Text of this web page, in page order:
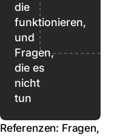
die
funktionieren,
und
Fragen,
die es
nicht
tun
Referenzen: Fragen,